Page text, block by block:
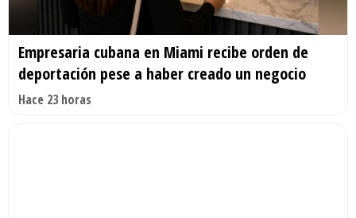
Empresaria cubana en Miami recibe orden de
deportación pese a haber creado un negocio
Hace 23 horas